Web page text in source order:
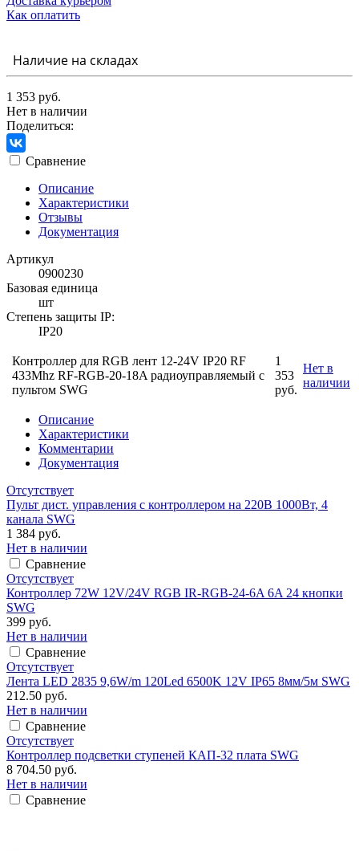
Как оплатить
Наличие на складах
1 353 руб.
Нет в наличии
Поделиться:
Сравнение
Описание
Характеристики
Отзывы
Документация
Артикул
0900230
Базовая единица
шт
Степень защиты IP:
IP20
Контроллер для RGB лент 12-24V IP20 RF
433Mhz RF-RGB-20-18A радиоуправляемый с
пультом SWG
1
353
руб.
Нет в
наличии
Описание
Характеристики
Комментарии
Документация
Отсутствует
Пульт дист. управления с контроллером на 220В 1000Вт, 4
канала SWG
1 384 руб.
Нет в наличии
Сравнение
Отсутствует
Контроллер 72W 12V/24V RGB IR-RGB-24-6A 6A 24 кнопки
SWG
399 руб.
Нет в наличии
Сравнение
Отсутствует
Лента LED 2835 9,6W/m 120Led 6500K 12V IP65 8мм/5м SWG
212.50 руб.
Нет в наличии
Сравнение
Отсутствует
Контроллер подсветки ступеней КАП-32 плата SWG
8 704.50 руб.
Нет в наличии
Сравнение